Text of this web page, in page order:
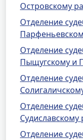
Островскому
Отделение
Отделение
Пыщугскому и
Отделение
Отделение
Судиславскому
Отделение